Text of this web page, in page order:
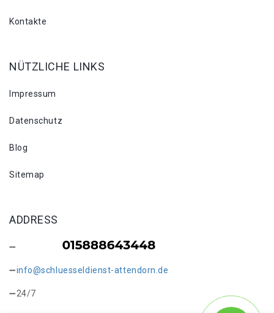
Kontakte
NÜTZLICHE LINKS
Impressum
Datenschutz
Blog
Sitemap
ADDRESS
info@schluesseldienst-attendorn.de
24/7